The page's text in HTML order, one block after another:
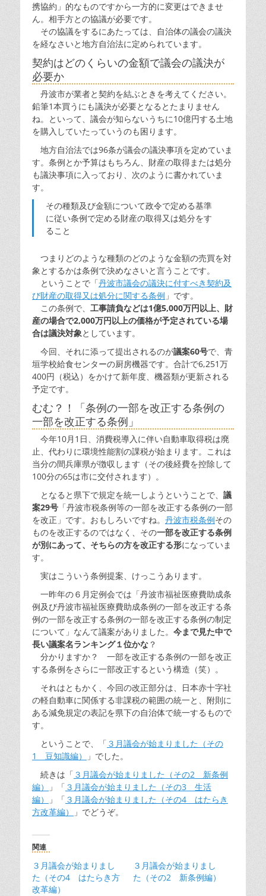
携協約」的なものですから一方的に変更はできませ
ん。相手方との協議が必要です。
その協議をするにあたっては、自治体の議会の議決
を経なさいと地方自治法に定められています。
契約はどのくらいの金額で議会の議決が
必要か
丹波市が業者と契約を結ぶときを考えてください。
鉛筆1本買うにも議決が必要となるとたまりません
ね。といって、議会が知らないうちに10億円する土地
を購入していたっていうのも困ります。
地方自治法では96条が議会の議決事項を定めていま
す。条例とか予算はもちろん、財産の取得または処分
も議決事項に入っており、次のように書かれていま
す。
その種類及び金額について政令で定める基準
に従い条例で定める財産の取得又は処分をす
ること
つまりどのような種類のどのような金額の売買を対
象とするかは条例で決めなさいと言うことです。
ということで「丹波市議会の議決に付すべき契約及
び財産の取得又は処分に関する条例 」です。
この条例で、 工事請負などは1億5,000万円以上、財
産の場合で2,000万円以上の価格が予定されている場
合は議決対象としています。
今回、それに添って提出されるのが議案60号で、青
垣学校給食センターの厨房機器です。合計で6,251万
400円（税込）をかけて新年度、機器類が更新される
予定です。
むむ？！「条例の一部を改正する条例の
一部を改正する条例」
今年10月1日、消費税導入に伴い自動車取得税は廃
止、代わりに環境性能割の課税が始まります。これは
当分の間兵庫県が徴収します（その後経費を控除して
100分の65は市に交付されます）。
となると県下で規定を統一しようということで、 議
案29号 「丹波市税条例等の一部を改正する条例の一部
を改正」です。おもしろいですね。 丹波市税条例その
ものを改正するのではなく、その一部を改正する条例
が別にあって、そちらの方を改正する形になっていま
す。
実はこういう条例提案、けっこうあります。
一昨年の６月定例会では「丹波市福祉医療費助成条
例及び丹波市福祉医療費助成条例の一部を改正する条
例の一部を改正する条例の一部を改正する条例の制定
について」なんて議案がありました。 今まで見た中で
長い議案名ランキング１位かな ？
分かりますか？ 一部を改正する条例の一部を改正
する条例をさらに一部改正するという構造（笑）。
それはともかく、今回の改正部分は、日本赤十字社
の軽自動車に関係する非課税の範囲の統一と、附則に
ある減免規定の表記を県下の自治体で統一するもので
す。
ということで、「 ３月議会が始まりました（その
1 豆知識編）
」でした。
続きは「 ３月議会が始まりました（その2 新条例
編）
」「 ３月議会が始まりました（その3 生活
編）
」「 ３月議会が始まりました（その4 はたらき
方改革編）
」でどうぞ。
関連
３月議会が始まりまし
た（その4 はたらき方
改革編）
３月議会が始まりまし
た（その2 新条例編）